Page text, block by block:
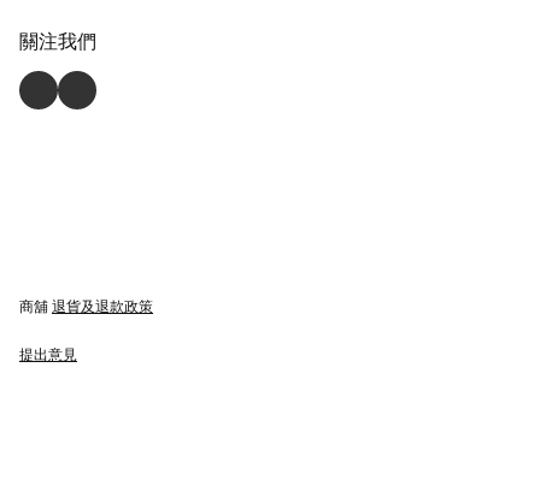
關注我們
商舖 退貨及退款政策
提出意見